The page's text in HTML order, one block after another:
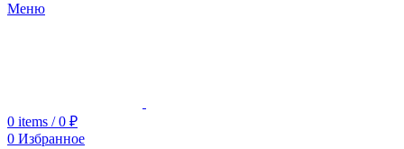
Меню
0 items / 0 ₽
0 Избранное